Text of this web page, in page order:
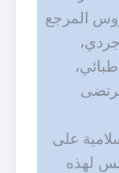
المرجع
على
لهذه